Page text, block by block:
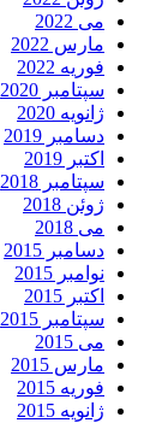
می 2022
مارس 2022
فوریه 2022
سپتامبر 2020
ژانویه 2020
دسامبر 2019
اکتبر 2019
سپتامبر 2018
ژوئن 2018
می 2018
دسامبر 2015
نوامبر 2015
اکتبر 2015
سپتامبر 2015
می 2015
مارس 2015
فوریه 2015
ژانویه 2015